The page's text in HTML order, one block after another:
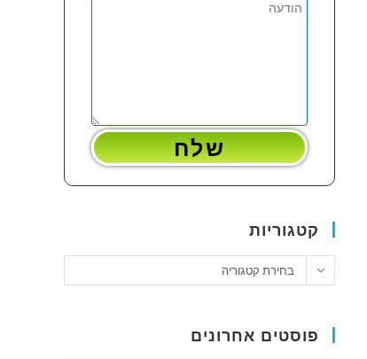
קטגוריות
קטגוריותבחירת קטגוריה
פוסטים אחרונים